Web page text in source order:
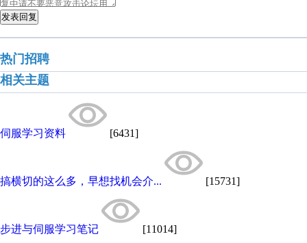
发表回复
热门招聘
相关主题
伺服学习资料 [6431]
搞横切的这么多，早想找机会介... [15731]
步进与伺服学习笔记 [11014]